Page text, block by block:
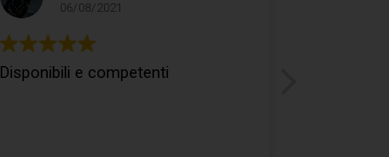
06/08/2021
Disponibili e competenti